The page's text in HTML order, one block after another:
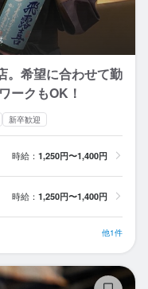
。希望に合わせて勤
ークもOK！
新卒歓迎
時給： 1,250円〜1,400円
時給： 1,250円〜1,400円
他1件